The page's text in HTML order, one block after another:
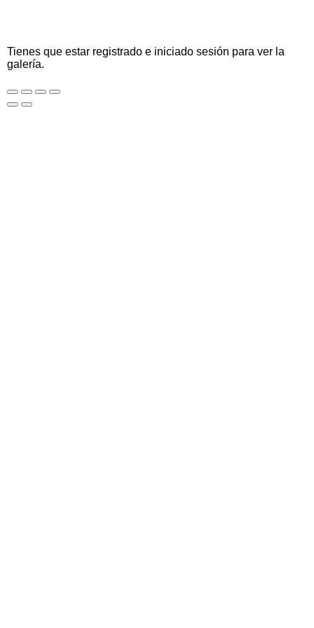
Tienes que estar registrado e iniciado sesión para ver la
galería.